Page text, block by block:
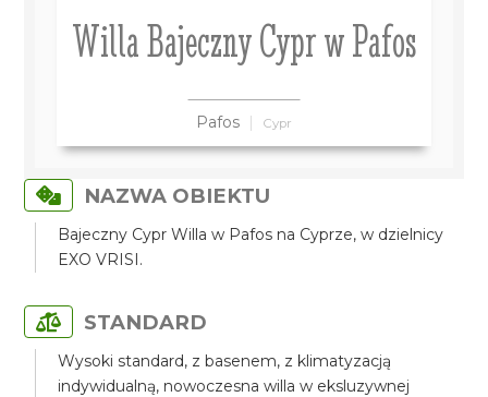
Willa Bajeczny Cypr w Pafos
Pafos Cypr
NAZWA OBIEKTU
Bajeczny Cypr Willa w Pafos na Cyprze, w dzielnicy
EXO VRISI.
STANDARD
Wysoki standard, z basenem, z klimatyzacją
indywidualną, nowoczesna willa w eksluzywnej